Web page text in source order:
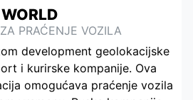
PRAĆENJE VOZILA
development geolokacijske
i kurirske kompanije. Ova
omogućava praćenje vozila